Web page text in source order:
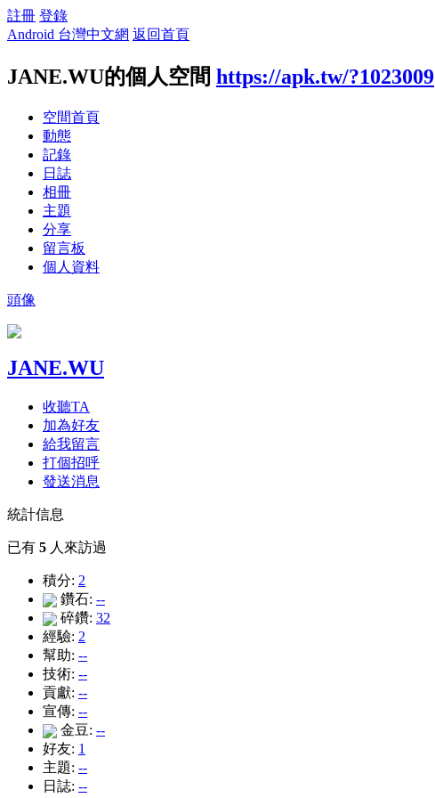
註冊 登錄
Android 台灣中文網 返回首頁
JANE.WU的個人空間 https://apk.tw/?1023009
空間首頁
動態
記錄
日誌
相冊
主題
分享
留言板
個人資料
頭像
JANE.WU
收聽TA
加為好友
給我留言
打個招呼
發送消息
統計信息
已有 5 人來訪過
積分: 2
鑽石: --
碎鑽: 32
經驗: 2
幫助: --
技術: --
貢獻: --
宣傳: --
金豆: --
好友: 1
主題: --
日誌: --